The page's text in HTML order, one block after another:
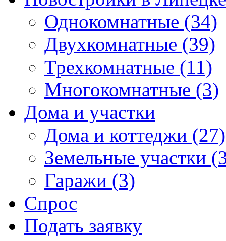
Однокомнатные (34)
Двухкомнатные (39)
Трехкомнатные (11)
Многокомнатные (3)
Дома и участки
Дома и коттеджи (27)
Земельные участки
Гаражи (3)
Спрос
Подать заявку